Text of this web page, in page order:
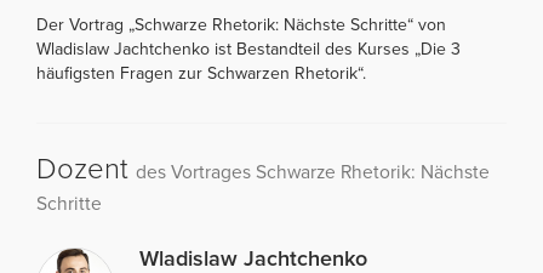
Der Vortrag „Schwarze Rhetorik: Nächste Schritte“ von
Wladislaw Jachtchenko ist Bestandteil des Kurses „Die 3
häufigsten Fragen zur Schwarzen Rhetorik“.
Dozent des Vortrages Schwarze Rhetorik: Nächste
Schritte
Wladislaw Jachtchenko